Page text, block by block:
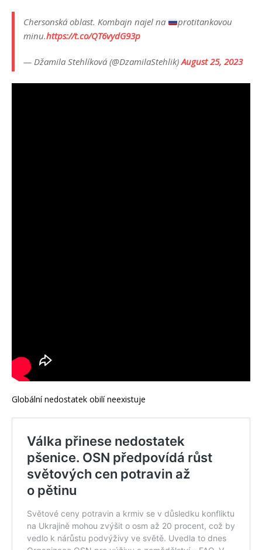
Chersonská oblast. Kombajn najel na
protitankovou
minu.https://t.co/QT6vydG93p
— Džamila Stehlíková (@DzamilaStehlik)August 25, 2023
Globální nedostatek obilí neexistuje